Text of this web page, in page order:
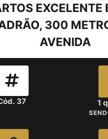
EXCELENTE
300
AVENIDA
37 1